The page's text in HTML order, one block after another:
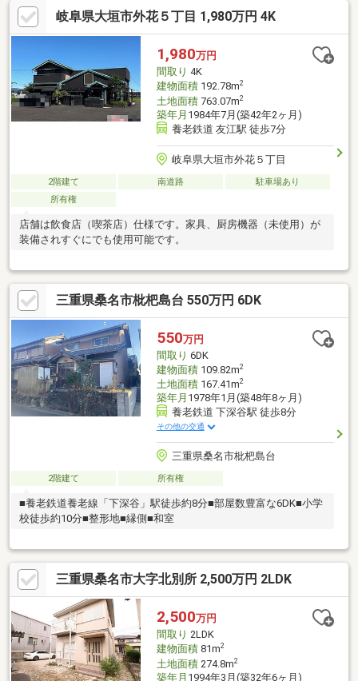
岐阜県大垣市外花５丁目 1,980万円 4K
1,980万円
間取り 4K
建物面積192.78m2
土地面積763.07m2
築年月 1984年7月(築42年2ヶ月)
養老鉄道 友江駅 徒歩7分
岐阜県大垣市外花５丁目
2階建て 南道路
駐車場あり
所有権
店舗は飲食店（喫茶店）仕様です。家具、厨房機器（未使用）が
装備されすぐにでも使用可能です。
三重県桑名市枇杷島台 550万円 6DK
550万円
間取り 6DK
建物面積109.82m2
土地面積167.41m2
築年月 1978年1月(築48年8ヶ月)
養老鉄道 下深谷駅 徒歩8分
その他の交通
三重県桑名市枇杷島台
2階建て 所有権
■養老鉄道養老線「下深谷」駅徒歩約8分■部屋数豊富な6DK■小学
校徒歩約10分■整形地■縁側■和室
三重県桑名市大字北別所 2,500万円 2LDK
2,500万円
間取り 2LDK
建物面積81m2
土地面積274.8m2
築年月 1994年3月(築32年6ヶ月)